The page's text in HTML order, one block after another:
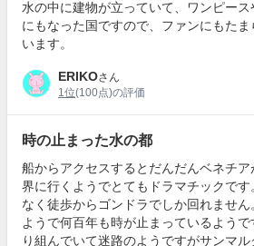
水の中に建物が立っていて、ワンピー
にもなった国ですので、ファンにもた
います。
ERIKOさん
1位(100点)の評価
時の止まった水の都
船からアクセスするとだんだんベネチ
界に行くようでとてもドラマチックで
なく徒歩からゴンドラでしか回れませ
ようで何百年も時が止まっているよう
り組んでいて迷路のようですがサンマ